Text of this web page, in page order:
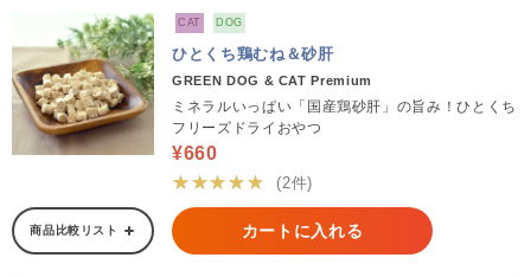
CAT DOG
ひとくち鶏むね＆砂肝
GREEN DOG & CAT Premium
ミネラルいっぱい「国産鶏砂肝」の旨み！ひとくち
フリーズドライおやつ
¥660
★★★★★
(2件)
商品比較リスト カートに入れる